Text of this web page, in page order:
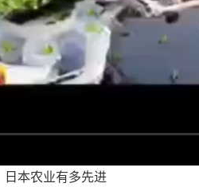
日本农业有多先进